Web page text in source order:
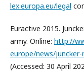
lex.europa.eu/legal
Euractive 2015.
army. Online: http://
europe/news/
(Accessed: 30 April